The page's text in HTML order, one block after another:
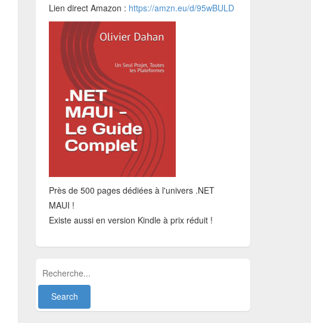
Lien direct Amazon : https://amzn.eu/d/95wBULD
Près de 500 pages dédiées à l'univers .NET
MAUI !
Existe aussi en version Kindle à prix réduit !